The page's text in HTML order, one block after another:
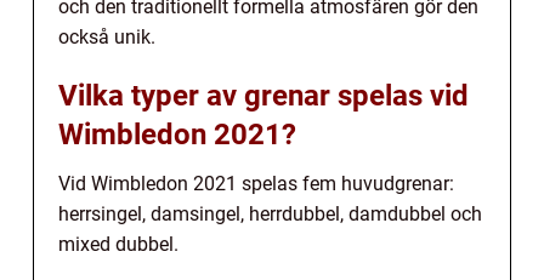
och den traditionellt formella atmosfären gör den
också unik.
Vilka typer av grenar spelas vid
Wimbledon 2021?
Vid Wimbledon 2021 spelas fem huvudgrenar:
herrsingel, damsingel, herrdubbel, damdubbel och
mixed dubbel.